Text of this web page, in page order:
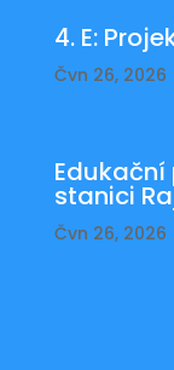
4. E:
Čvn 26, 2026
stanici
Čvn 26, 2026